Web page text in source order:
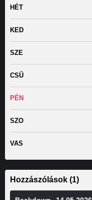
HÉT
KED
SZE
CSÜ
PÉN
SZO
VAS
Hozzászólások (1)